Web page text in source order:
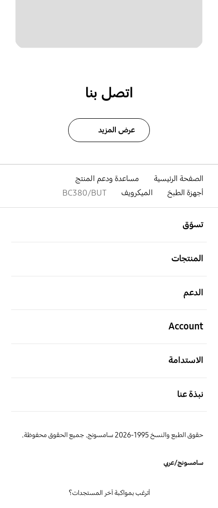
اتصل بنا
عرض المزيد
الصفحة الرئيسية
مساعدة ودعم المنتج
أجهزة الطبخ
الميكرويف BC380/BUT
تسوّق
المنتجات
الدعم
Account
الاستدامة
نبذة عنا
حقوق الطبع والنسخ 1995-2026 سامسونج. جميع الحقوق محفوظة.
سامسونج/عربي
أترغب بمواكبة آخر المستجدات؟